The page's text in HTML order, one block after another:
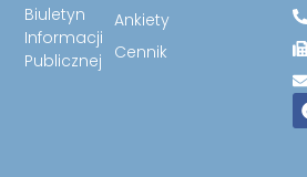
Ankiety
Cennik
Biuletyn
Informacji
Publicznej